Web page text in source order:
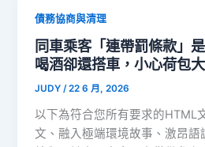
債務協商與清理
同車乘客「連帶罰條款」
喝酒卻還搭車，小心荷包大
JUDY /22 6 月, 2026
以下為符合您所有要求的HTML
文、融入極端環境故事、激昂語